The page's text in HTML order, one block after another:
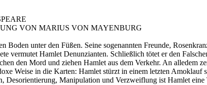
VON MARIUS VON MAYENBURG
Boden unter den Füßen. Seine sogenannten Freunde,
vermutet Hamlet Denunzianten. Schließlich tötet er den
den Mord und ziehen Hamlet aus dem Verkehr. An alledem
Weise in die Karten: Hamlet stürzt in einem letzten Amoklauf
Desorientierung, Manipulation und Verzweiflung ist Hamlet